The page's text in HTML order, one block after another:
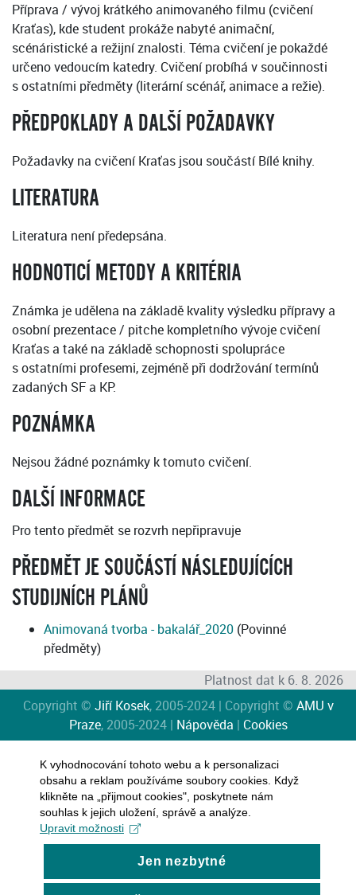
Příprava / vývoj krátkého animovaného filmu (cvičení
Kraťas), kde student prokáže nabyté animační,
scénáristické a režijní znalosti. Téma cvičení je pokaždé
určeno vedoucím katedry. Cvičení probíhá v součinnosti
s ostatními předměty (literární scénář, animace a režie).
PŘEDPOKLADY A DALŠÍ POŽADAVKY
Požadavky na cvičení Kraťas jsou součástí Bílé knihy.
LITERATURA
Literatura není předepsána.
HODNOTICÍ METODY A KRITÉRIA
Známka je udělena na základě kvality výsledku přípravy a
osobní prezentace / pitche kompletního vývoje cvičení
Kraťas a také na základě schopnosti spolupráce
s ostatními profesemi, zejméně při dodržování termínů
zadaných SF a KP.
POZNÁMKA
Nejsou žádné poznámky k tomuto cvičení.
DALŠÍ INFORMACE
Pro tento předmět se rozvrh nepřipravuje
PŘEDMĚT JE SOUČÁSTÍ NÁSLEDUJÍCÍCH
STUDIJNÍCH PLÁNŮ
Animovaná tvorba - bakalář_2020 (Povinné
předměty)
Platnost dat k 6. 8. 2026
Copyright © Jiří Kosek, 2005-2024 | Copyright © AMU v
Praze, 2005-2024 | Nápověda | Cookies
K vyhodnocování tohoto webu a k personalizaci
obsahu a reklam používáme soubory cookies. Když
klikněte na „přijmout cookies", poskytnete nám
souhlas k jejich uložení, správě a analýze.
Upravit možnosti
Jen nezbytné